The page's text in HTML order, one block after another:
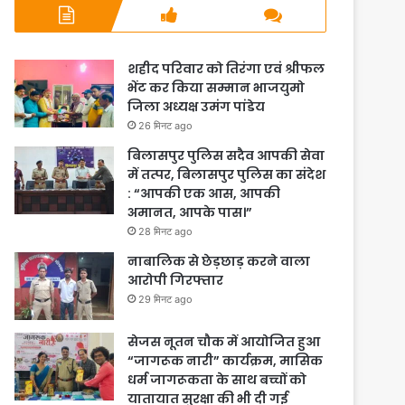
शहीद परिवार को तिरंगा एवं श्रीफल
भेंट कर किया सम्मान भाजयुमो
जिला अध्यक्ष उमंग पांडेय
26 मिनट ago
बिलासपुर पुलिस सदैव आपकी सेवा
में तत्पर, बिलासपुर पुलिस का संदेश
: “आपकी एक आस, आपकी
अमानत, आपके पास।”
28 मिनट ago
नाबालिक से छेड़छाड़ करने वाला
आरोपी गिरफ्तार
29 मिनट ago
सेजस नूतन चौक में आयोजित हुआ
“जागरूक नारी” कार्यक्रम, मासिक
धर्म जागरूकता के साथ बच्चों को
यातायात सुरक्षा की भी दी गई